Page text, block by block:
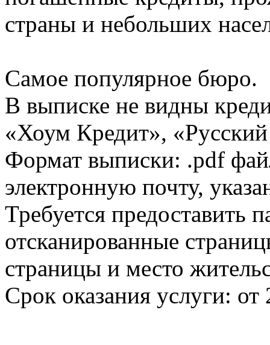
страны и небольших
Самое популярное бюро.
В выписке не видны
«Хоум Кредит»,
Формат выписки: .pdf
электронную почту,
Требуется предоставить
отсканированные
страницы и место
Срок оказания услуги: от